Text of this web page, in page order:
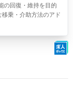
の回復・維持を目的
乗・介助方法のアド